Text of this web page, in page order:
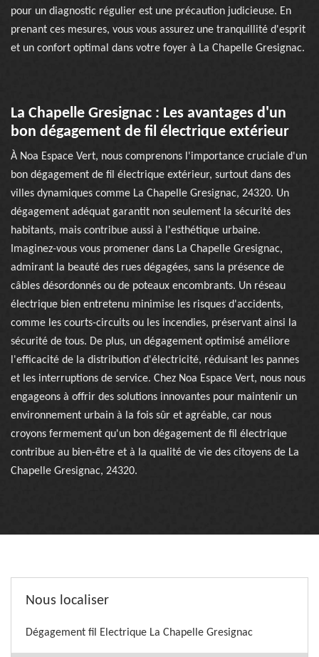
pour un diagnostic régulier est une précaution judicieuse. En
prenant ces mesures, vous vous assurez une tranquillité d'esprit
et un confort optimal dans votre foyer à La Chapelle Gresignac.
La Chapelle Gresignac : Les avantages d'un
bon dégagement de fil électrique extérieur
À Noa Espace Vert, nous comprenons l'importance cruciale d'un
bon dégagement de fil électrique extérieur, surtout dans des
villes dynamiques comme La Chapelle Gresignac, 24320. Un
dégagement adéquat garantit non seulement la sécurité des
habitants, mais contribue aussi à l'esthétique urbaine.
Imaginez-vous vous promener dans La Chapelle Gresignac,
admirant la beauté des rues dégagées, sans la présence de
câbles désordonnés ou de poteaux encombrants. Un réseau
électrique bien entretenu minimise les risques d'accidents,
comme les courts-circuits ou les incendies, préservant ainsi la
sécurité de tous. De plus, un dégagement optimisé améliore
l'efficacité de la distribution d'électricité, réduisant les pannes
et les interruptions de service. Chez Noa Espace Vert, nous nous
engageons à offrir des solutions innovantes pour maintenir un
environnement urbain à la fois sûr et agréable, car nous
croyons fermement qu'un bon dégagement de fil électrique
contribue au bien-être et à la qualité de vie des citoyens de La
Chapelle Gresignac, 24320.
Nous localiser
Dégagement fil Electrique La Chapelle Gresignac